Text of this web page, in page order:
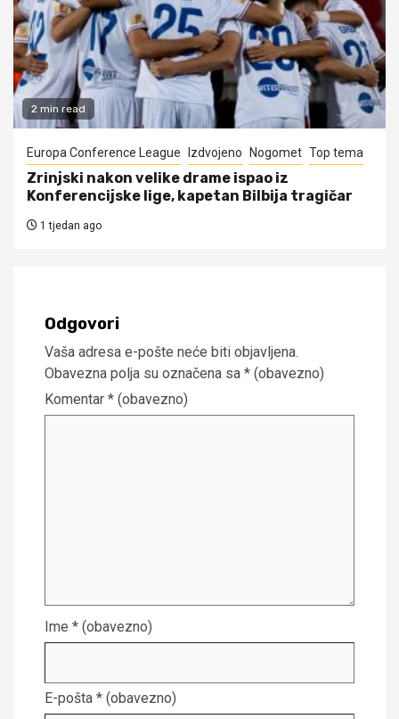
2 min read
Europa Conference League Izdvojeno Nogomet Top tema
Zrinjski nakon velike drame ispao iz
Konferencijske lige, kapetan Bilbija tragičar
1 tjedan ago
Odgovori
Vaša adresa e-pošte neće biti objavljena.
Obavezna polja su označena sa * (obavezno)
Komentar * (obavezno)
Ime * (obavezno)
E-pošta * (obavezno)